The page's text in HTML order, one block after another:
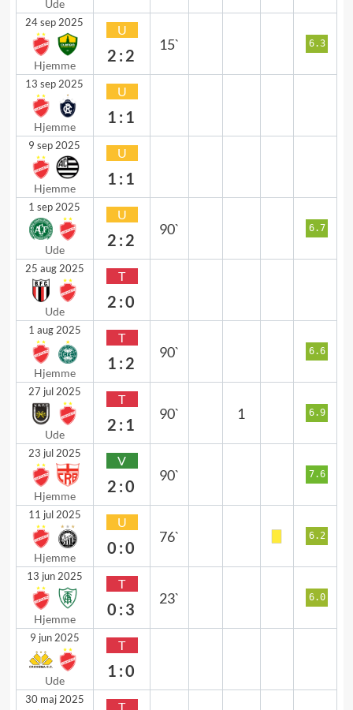
Ude
24 sep 2025
Hjemme
U
2:2
15` 6.3
13 sep 2025
Hjemme
U
1:1
9 sep 2025
Hjemme
U
1:1
1 sep 2025
Ude
U
2:2
90` 6.7
25 aug 2025
Ude
T
2:0
1 aug 2025
Hjemme
T
1:2
90` 6.6
27 jul 2025
Ude
T
2:1
90` 1 6.9
23 jul 2025
Hjemme
V
2:0
90` 7.6
11 jul 2025
Hjemme
U
0:0
76` 6.2
13 jun 2025
Hjemme
T
0:3
23` 6.0
9 jun 2025
Ude
T
1:0
30 maj 2025 T